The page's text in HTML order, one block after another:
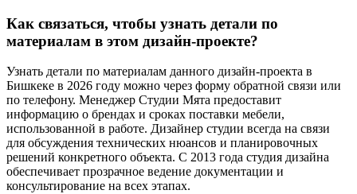
Как связаться, чтобы узнать детали по
материалам в этом дизайн-проекте?
Узнать детали по материалам данного дизайн-проекта в
Бишкеке в 2026 году можно через форму обратной связи или
по телефону. Менеджер Студии Мята предоставит
информацию о брендах и сроках поставки мебели,
использованной в работе. Дизайнер студии всегда на связи
для обсуждения технических нюансов и планировочных
решений конкретного объекта. С 2013 года студия дизайна
обеспечивает прозрачное ведение документации и
консультирование на всех этапах.